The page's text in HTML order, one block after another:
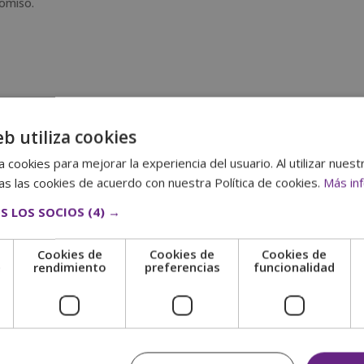
empezar por un elemento básico: la temperatura del color. Este
de tonos que una foto tiene. Si prevalecen los tonos
cálida. En cambio, si prevalecen los tonos azules,
esta prevalencia de unas tonalidades u otras. Dicho de otra
color de la imagen obtenida evitando la prevalencia de un
utiliza cookies
cookies para mejorar la experiencia del usuario. Al utilizar
las cookies de acuerdo con nuestra Política de cookies. Más
LOS SOCIOS (4) →
Cookies de
rendimiento
Cookies de
preferencias
Cookies de
funcionalidad